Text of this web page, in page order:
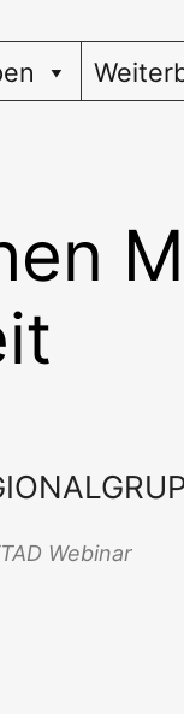
Web­i­nar